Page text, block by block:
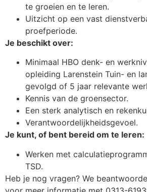
te groeien en te leren.
Uitzicht op een vast
proefperiode.
Je beschikt over:
Minimaal HBO denk- en
opleiding Larenstein Tuin- en
gevolgd of 5 jaar relevante
Kennis van de groensector.
Een sterk analytisch en
Verantwoordelijkheidsgevoel.
Je kunt, of bent bereid om te leren:
Werken met
TSD.
Heb je nog vragen? We